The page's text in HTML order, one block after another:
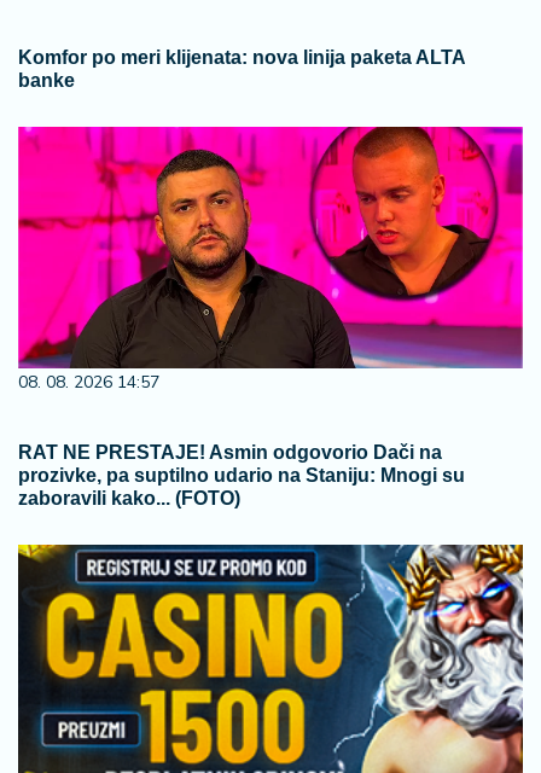
Komfor po meri klijenata: nova linija paketa ALTA
banke
08. 08. 2026 14:57
RAT NE PRESTAJE! Asmin odgovorio Dači na
prozivke, pa suptilno udario na Staniju: Mnogi su
zaboravili kako... (FOTO)